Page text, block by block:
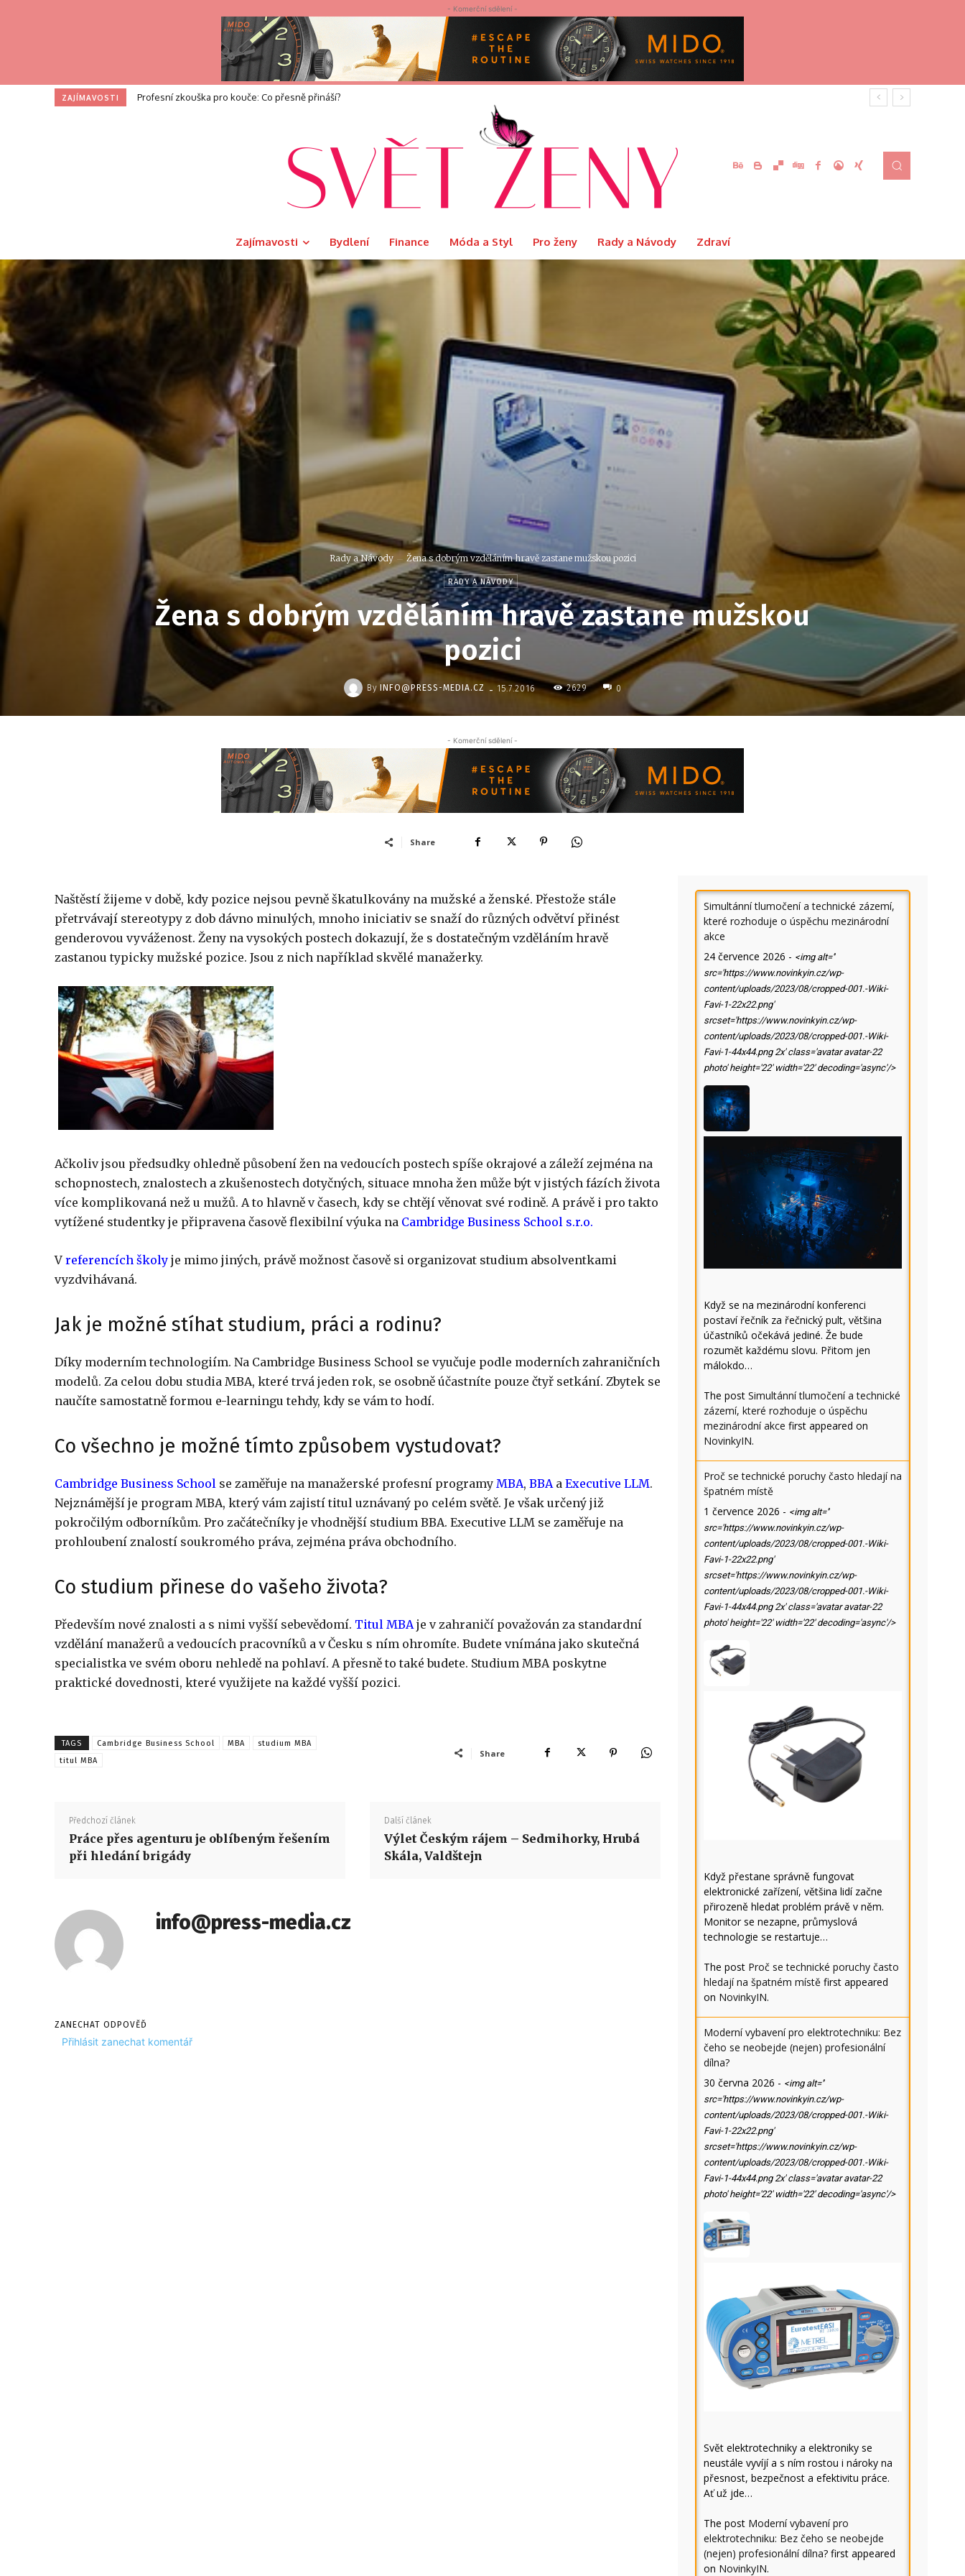
- Komerční sdělení -
ZAJÍMAVOSTI I na toaletě si zasloužíte dotek luxusu. Velvet představuje limitovanou edici Ritual s podmanivou vůní Orientu
Zajímavosti Bydlení Finance Móda a Styl Pro ženy Rady a Návody Zdraví
Rady a Návody Žena s dobrým vzděláním hravě zastane mužskou pozici
RADY A NÁVODY
Žena s dobrým vzděláním hravě zastane mužskou
pozici
By INFO@PRESS-MEDIA.CZ - 15.7.2016 2629 0
- Komerční sdělení -
Share
Naštěstí žijeme v době, kdy pozice nejsou pevně škatulkovány na mužské a ženské. Přestože stále
přetrvávají stereotypy z dob dávno minulých, mnoho iniciativ se snaží do různých odvětví přinést
genderovou vyváženost. Ženy na vysokých postech dokazují, že s dostatečným vzděláním hravě
zastanou typicky mužské pozice. Jsou z nich například skvělé manažerky.
Ačkoliv jsou předsudky ohledně působení žen na vedoucích postech spíše okrajové a záleží zejména na
schopnostech, znalostech a zkušenostech dotyčných, situace mnoha žen může být v jistých fázích života
více komplikovaná než u mužů. A to hlavně v časech, kdy se chtějí věnovat své rodině. A právě i pro takto
vytížené studentky je připravena časově flexibilní výuka na Cambridge Business School s.r.o.
V referencích školy je mimo jiných, právě možnost časově si organizovat studium absolventkami
vyzdvihávaná.
Jak je možné stíhat studium, práci a rodinu?
Díky moderním technologiím. Na Cambridge Business School se vyučuje podle moderních zahraničních
modelů. Za celou dobu studia MBA, které trvá jeden rok, se osobně účastníte pouze čtyř setkání. Zbytek se
naučíte samostatně formou e-learningu tehdy, kdy se vám to hodí.
Co všechno je možné tímto způsobem vystudovat?
Cambridge Business School se zaměřuje na manažerské profesní programy MBA, BBAa Executive LLM.
Nejznámější je program MBA, který vám zajistí titul uznávaný po celém světě. Je však určený již
pokročilým odborníkům. Pro začátečníky je vhodnější studium BBA. Executive LLM se zaměřuje na
prohloubení znalostí soukromého práva, zejména práva obchodního.
Co studium přinese do vašeho života?
Především nové znalosti a s nimi vyšší sebevědomí. Titul MBAje v zahraničí považován za standardní
vzdělání manažerů a vedoucích pracovníků a v Česku s ním ohromíte. Budete vnímána jako skutečná
specialistka ve svém oboru nehledě na pohlaví. A přesně to také budete. Studium MBA poskytne
praktické dovednosti, které využijete na každé vyšší pozici.
TAGS Cambridge Business School MBA
studium MBA
titul MBA
Share
Předchozí článek
Práce přes agenturu je oblíbeným řešením
při hledání brigády
Další článek
Výlet Českým rájem – Sedmihorky, Hrubá
Skála, Valdštejn
info@press-media.cz
ZANECHAT ODPOVĚĎ
Přihlásit zanechat komentář
Simultánní tlumočení a technické zázemí,
které rozhoduje o úspěchu mezinárodní
akce
24 července 2026 - <img alt=''
src='https://www.novinkyin.cz/wp-
content/uploads/2023/08/cropped-001.-Wiki-
Favi-1-22x22.png'
srcset='https://www.novinkyin.cz/wp-
content/uploads/2023/08/cropped-001.-Wiki-
Favi-1-44x44.png 2x' class='avatar avatar-22
photo' height='22' width='22' decoding='async'/>
Když se na mezinárodní konferenci
postaví řečník za řečnický pult, většina
účastníků očekává jediné. Že bude
rozumět každému slovu. Přitom jen
málokdo…
The post Simultánní tlumočení a technické
zázemí, které rozhoduje o úspěchu
mezinárodní akce first appeared on
NovinkyIN.
Proč se technické poruchy často hledají na
špatném místě
1 července 2026 - <img alt=''
src='https://www.novinkyin.cz/wp-
content/uploads/2023/08/cropped-001.-Wiki-
Favi-1-22x22.png'
srcset='https://www.novinkyin.cz/wp-
content/uploads/2023/08/cropped-001.-Wiki-
Favi-1-44x44.png 2x' class='avatar avatar-22
photo' height='22' width='22' decoding='async'/>
Když přestane správně fungovat
elektronické zařízení, většina lidí začne
přirozeně hledat problém právě v něm.
Monitor se nezapne, průmyslová
technologie se restartuje…
The post Proč se technické poruchy často
hledají na špatném místě first appeared
on NovinkyIN.
Moderní vybavení pro elektrotechniku: Bez
čeho se neobejde (nejen) profesionální
dílna?
30 června 2026 - <img alt=''
src='https://www.novinkyin.cz/wp-
content/uploads/2023/08/cropped-001.-Wiki-
Favi-1-22x22.png'
srcset='https://www.novinkyin.cz/wp-
content/uploads/2023/08/cropped-001.-Wiki-
Favi-1-44x44.png 2x' class='avatar avatar-22
photo' height='22' width='22' decoding='async'/>
Svět elektrotechniky a elektroniky se
neustále vyvíjí a s ním rostou i nároky na
přesnost, bezpečnost a efektivitu práce.
Ať už jde…
The post Moderní vybavení pro
elektrotechniku: Bez čeho se neobejde
(nejen) profesionální dílna? first appeared
on NovinkyIN.